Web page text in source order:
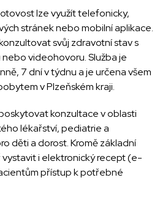
lze využít telefonicky,
stránek nebo mobilní aplikace.
svůj zdravotní stav s
videohovoru. Služba je
7 dní v týdnu a je určena všem
v Plzeňském kraji.
konzultace v oblasti
lékařství, pediatrie a
děti a dorost. Kromě základní
i elektronický recept (e-
přístup k potřebné